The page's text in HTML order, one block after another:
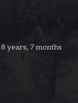
8 years, 7 months